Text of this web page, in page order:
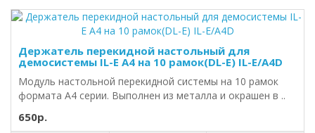
Держатель перекидной настольный для
демосистемы IL-E A4 на 10 рамок(DL-E) IL-E/A4D
Модуль настольной перекидной системы на 10 рамок
формата А4 серии. Выполнен из металла и окрашен в ..
650р.